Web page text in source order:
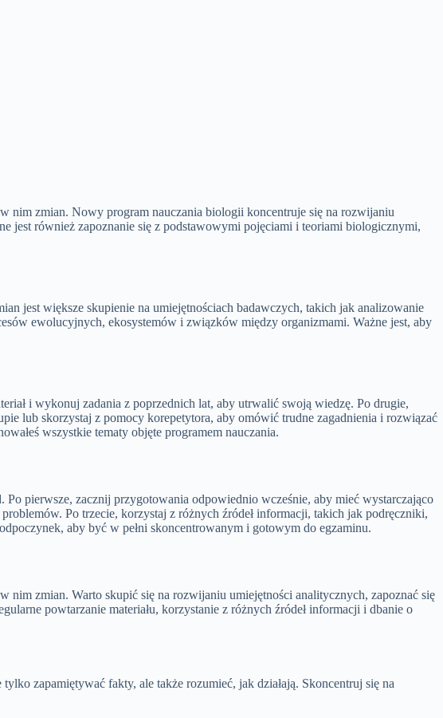
nim zmian. Nowy program nauczania biologii koncentruje się na rozwijaniu
jest również zapoznanie się z podstawowymi pojęciami i teoriami biologicznymi,
jest większe skupienie na umiejętnościach badawczych, takich jak analizowanie
ewolucyjnych, ekosystemów i związków między organizmami. Ważne jest, aby
i wykonuj zadania z poprzednich lat, aby utrwalić swoją wiedzę. Po drugie,
lub skorzystaj z pomocy korepetytora, aby omówić trudne zagadnienia i rozwiązać
wszystkie tematy objęte programem nauczania.
pierwsze, zacznij przygotowania odpowiednio wcześnie, aby mieć wystarczająco
Po trzecie, korzystaj z różnych źródeł informacji, takich jak podręczniki,
aby być w pełni skoncentrowanym i gotowym do egzaminu.
zmian. Warto skupić się na rozwijaniu umiejętności analitycznych, zapoznać się
powtarzanie materiału, korzystanie z różnych źródeł informacji i dbanie o
zapamiętywać fakty, ale także rozumieć, jak działają. Skoncentruj się na